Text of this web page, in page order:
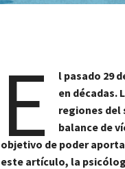
E
l pasado 29
en décadas.
regiones del
balance de
objetivo de poder
este artículo, la